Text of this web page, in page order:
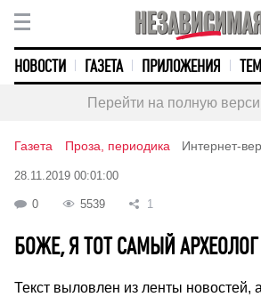
НОВОСТИ ГАЗЕТА ПРИЛОЖЕНИЯ
Перейти на полную
Газета Проза, периодика Интернет-
28.11.2019 00:01:00
0 5539 1
БОЖЕ, Я ТОТ САМЫЙ АРХЕОЛОГ
Текст выловлен из ленты новостей,